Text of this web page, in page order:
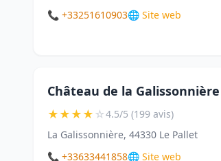
📞 +33251610903🌐 Site web
Château de la Galissonnière
★★★★☆4.5/5 (199 avis)
La Galissonnière, 44330 Le Pallet
📞 +33633441858🌐 Site web